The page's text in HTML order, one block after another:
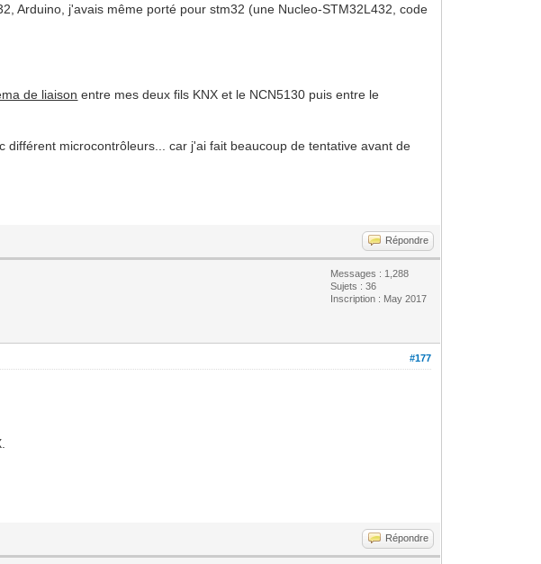
Arduino, j'avais même porté pour stm32 (une Nucleo-STM32L432, code
de liaison entre mes deux fils KNX et le NCN5130 puis entre le
microcontrôleurs... car j'ai fait beaucoup de tentative avant de
Répondre
Messages : 1,288
Sujets : 36
Inscription : May 2017
#177
Répondre